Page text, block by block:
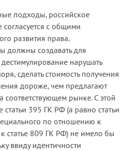
подходы, российское
с общими
развития права.
должны создавать для
нарушать
сделать стоимость получения
дороже, чем предлагают
соответствующем рынке. С этой
статьи 395 ГК РФ (а равно статьи
по отношению к
статье 809 ГК РФ) не имело бы
ввиду идентичности